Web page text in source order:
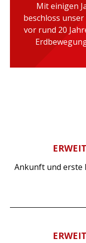
Mit einigen
beschloss
vor rund 20
Ankunft und erste